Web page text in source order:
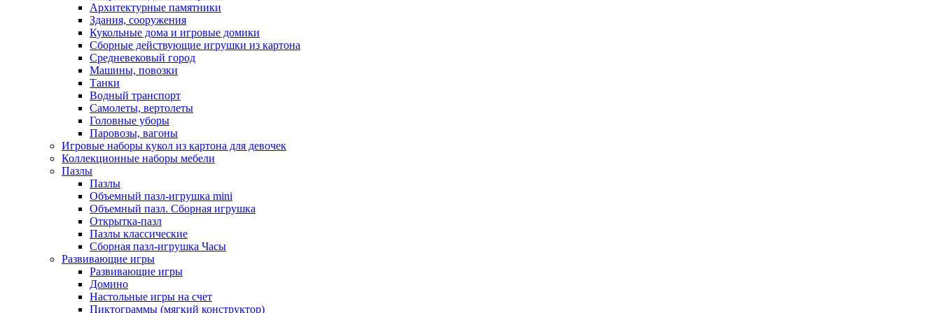
Архитектурные памятники
Здания, сооружения
Кукольные дома и игровые домики
Сборные действующие игрушки из картона
Средневековый город
Машины, повозки
Танки
Водный транспорт
Самолеты, вертолеты
Головные уборы
Паровозы, вагоны
Игровые наборы кукол из картона для девочек
Коллекционные наборы мебели
Пазлы
Пазлы
Объемный пазл-игрушка mini
Объемный пазл. Сборная игрушка
Открытка-пазл
Пазлы классические
Сборная пазл-игрушка Часы
Развивающие игры
Развивающие игры
Домино
Настольные игры на счет
Пиктограммы (мягкий конструктор)